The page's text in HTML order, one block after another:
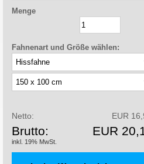
Menge
Fahnenart und Größe wählen:
Netto: EUR
Brutto:
inkl. 19% MwSt.
EUR